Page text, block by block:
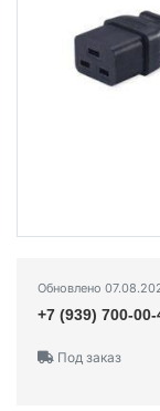
Обновлено
+7 (939) 700-00-
Под заказ